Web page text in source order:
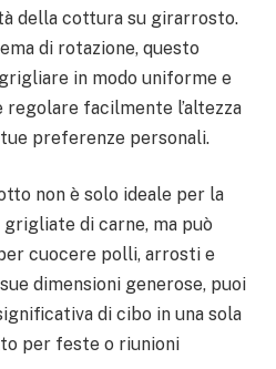
della cottura su girarrosto.
di rotazione, questo
in modo uniforme e
regolare facilmente l’altezza
preferenze personali.
non è solo ideale per la
di carne, ma può
cuocere polli, arrosti e
dimensioni generose, puoi
di cibo in una sola
per feste o riunioni